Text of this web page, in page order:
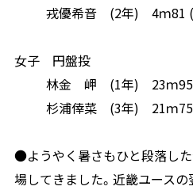
戎優希音 (2年) 4ｍ81
女子 円盤投
林金 岬 (1年) 23ｍ95
杉浦倖菜 (3年) 21ｍ75
●ようやく暑さもひと段落し
場してきました。近畿ユースの